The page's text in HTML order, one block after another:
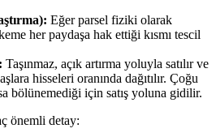
Eğer parsel fiziki olarak
her paydaşa hak ettiği kısmı tescil
Taşınmaz, açık artırma yoluyla satılır ve
hisseleri oranında dağıtılır. Çoğu
bölünemediği için satış yoluna gidilir.
önemli detay: